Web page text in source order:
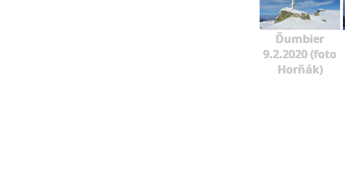
Ďumbier
9.2.2020 (foto
Horňák)